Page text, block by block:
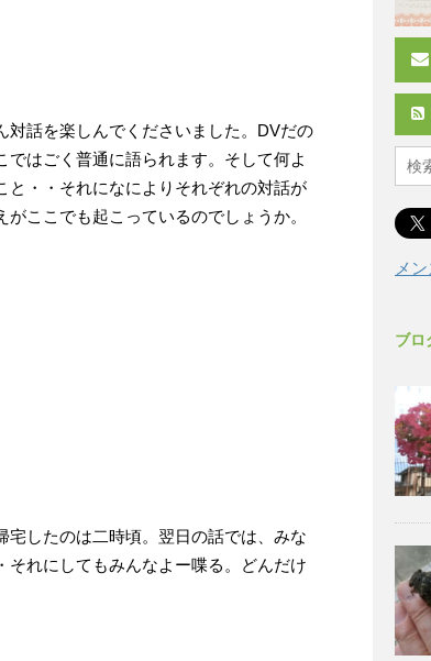
話を楽しんでくださいました。DVだの
はごく普通に語られます。そして何よ
と・・それになによりそれぞれの対話が
ここでも起こっているのでしょうか。
したのは二時頃。翌日の話では、みな
それにしてもみんなよー喋る。どんだけ
メ
ブロ